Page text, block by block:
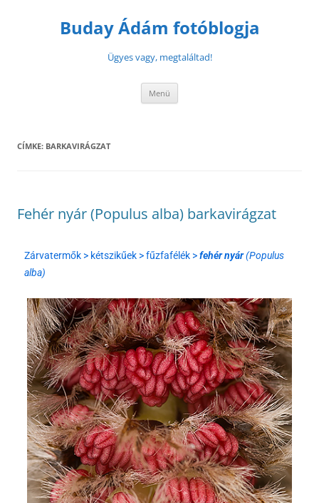
Buday Ádám fotóblogja
Ügyes vagy, megtaláltad!
Menü
CÍMKE: BARKAVIRÁGZAT
Fehér nyár (Populus alba) barkavirágzat
Zárvatermők > kétszikűek > fűzfafélék >fehér nyár(Populus
alba)